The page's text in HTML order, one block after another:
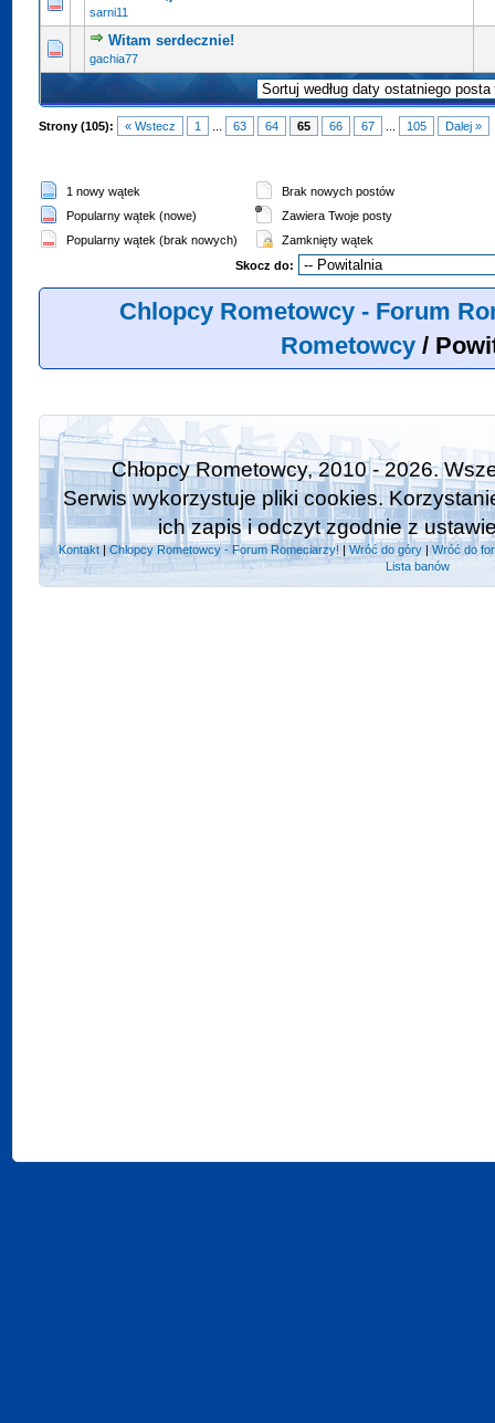
sarni11
Witam serdecznie!
gachia77
Strony (105): « Wstecz 1 63 64 65 66 67 105 Dalej »
1 nowy wątek
Popularny wątek (nowe)
Popularny wątek (brak nowych)
Brak nowych postów
Zawiera Twoje posty
Zamknięty wątek
Skocz do:
Chlopcy Rometowcy - Forum
Rometowcy /
Chłopcy Rometowcy, 2010 - 2026.
Serwis wykorzystuje pliki cookies.
ich zapis i odczyt zgodnie z
Kontakt| Chlopcy Rometowcy - Forum Romeciarzy! |Wróć do góry| Wróć do
Lista banów